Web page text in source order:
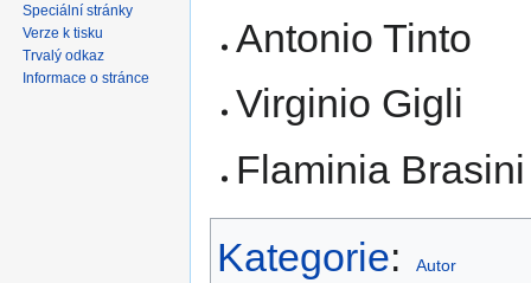
Antonio Tinto
Virginio Gigli
Flaminia Brasini
Kategorie: Autor
Speciální stránky
Verze k tisku
Trvalý odkaz
Informace o stránce